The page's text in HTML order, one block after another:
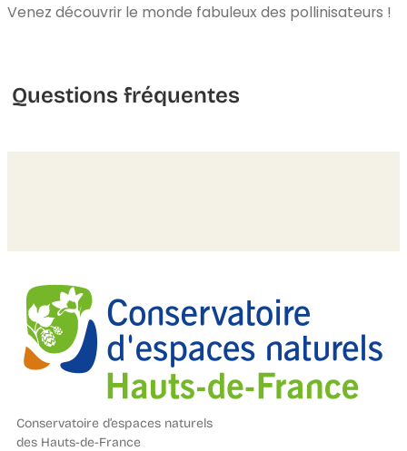
Venez découvrir le monde fabuleux des pollinisateurs !
Questions fréquentes
Conservatoire d’espaces naturels
des Hauts-de-France